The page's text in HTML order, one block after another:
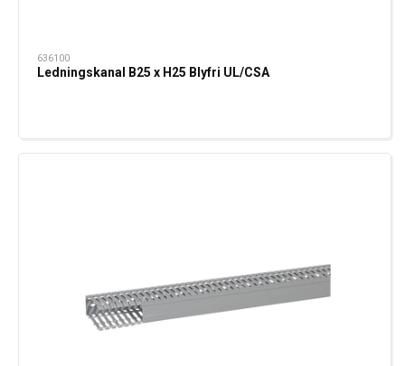
636100
Ledningskanal B25 x H25 Blyfri UL/CSA